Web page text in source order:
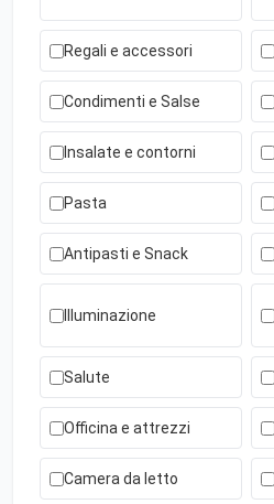
Regali e accessori
Condimenti e Salse
Insalate e contorni
Pasta
Antipasti e Snack
Illuminazione
Salute
Officina e attrezzi
Camera da letto